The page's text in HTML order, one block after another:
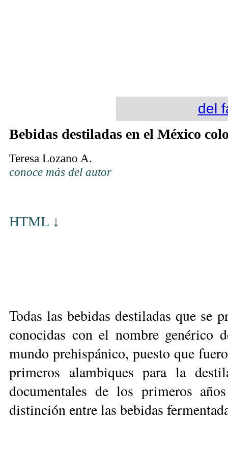
del
Bebidas destiladas en el México
Teresa Lozano A.
conoce más del autor
HTML ↓
Todas las bebidas destiladas que se
conocidas con el nombre genérico
mundo prehispánico, puesto que
primeros alambiques para la
documentales de los primeros
distinción entre las bebidas